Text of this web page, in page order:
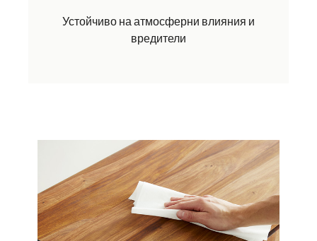
Устойчиво на атмосферни влияния и
вредители